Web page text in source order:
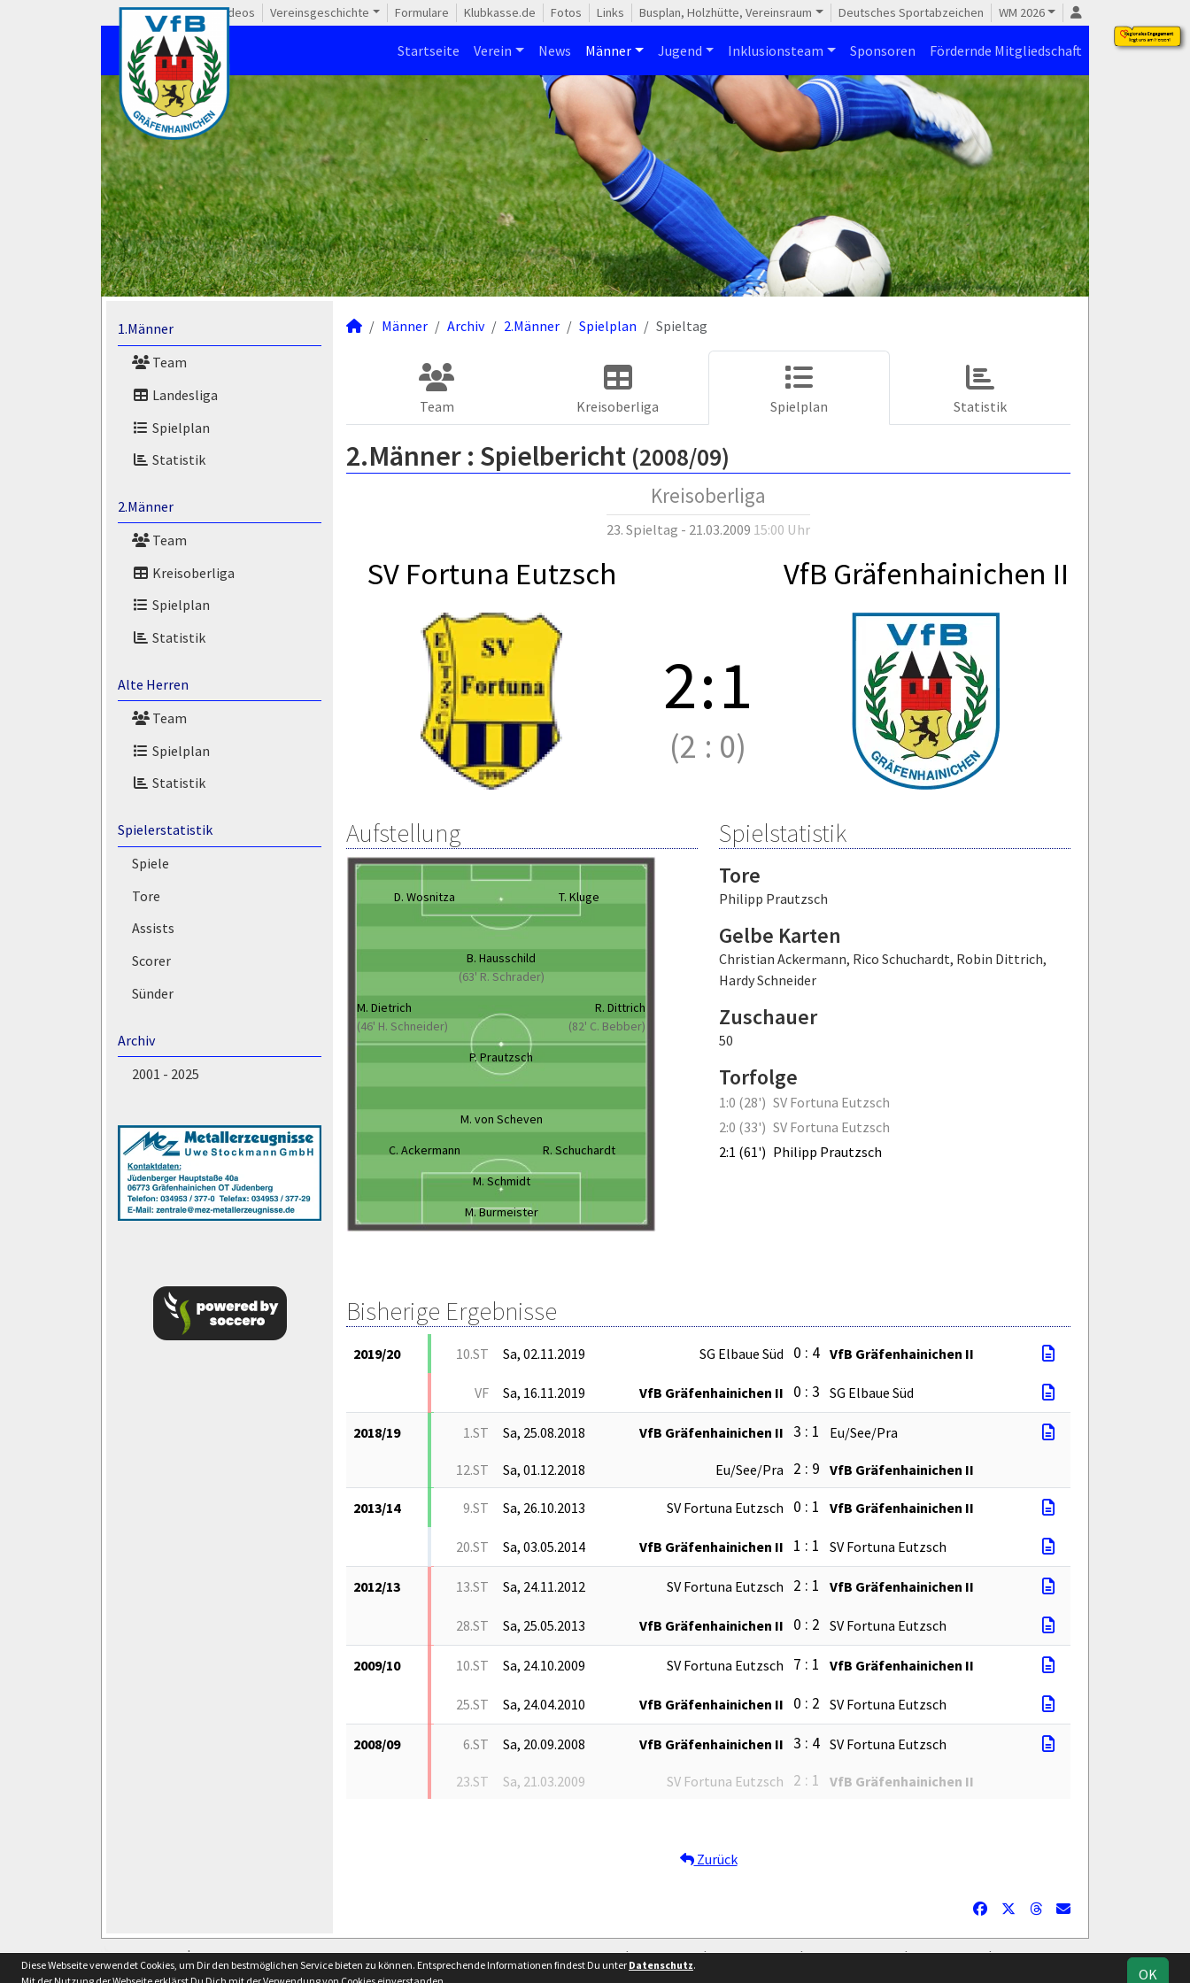
Videos Vereinsgeschichte Formulare Klubkasse.de Fotos Links Busplan, Holzhütte, Vereinsraum Deutsches Sportabzeichen WM 2026
Startseite Verein News Männer Jugend Inklusionsteam Sponsoren Fördernde Mitgliedschaft
1.Männer
Team
Landesliga
Spielplan
Statistik
2.Männer
Team
Kreisoberliga
Spielplan
Statistik
Alte Herren
Team
Spielplan
Statistik
Spielerstatistik
Spiele
Tore
Assists
Scorer
Sünder
Archiv
2001 - 2025
Männer Archiv 2.Männer Spielplan Spieltag
Team Kreisoberliga Spielplan Statistik
2.Männer : Spielbericht (2008/09)
Kreisoberliga
23. Spieltag - 21.03.2009 15:00 Uhr
SV Fortuna Eutzsch VfB Gräfenhainichen II
2:1
(2 : 0)
Aufstellung
D. Wosnitza T. Kluge
B. Hausschild
(63' R. Schrader)
M. Dietrich
(46' H. Schneider)
R. Dittrich
(82' C. Bebber)
P. Prautzsch
M. von Scheven
C. Ackermann
R. Schuchardt
M. Schmidt
M. Burmeister
Spielstatistik
Tore
Philipp Prautzsch
Gelbe Karten
Christian Ackermann, Rico Schuchardt, Robin Dittrich,
Hardy Schneider
Zuschauer
50
Torfolge
1:0 (28') SV Fortuna Eutzsch
2:0 (33') SV Fortuna Eutzsch
2:1 (61') Philipp Prautzsch
Bisherige Ergebnisse
2019/20 10.ST Sa, 02.11.2019 SG Elbaue Süd 0 : 4 VfB Gräfenhainichen II
VF Sa, 16.11.2019 VfB Gräfenhainichen II 0 : 3 SG Elbaue Süd
2018/19 1.ST Sa, 25.08.2018 VfB Gräfenhainichen II 3 : 1 Eu/See/Pra
12.ST Sa, 01.12.2018 Eu/See/Pra 2 : 9 VfB Gräfenhainichen II
2013/14 9.ST Sa, 26.10.2013 SV Fortuna Eutzsch 0 : 1 VfB Gräfenhainichen II
20.ST Sa, 03.05.2014 VfB Gräfenhainichen II 1 : 1 SV Fortuna Eutzsch
2012/13 13.ST Sa, 24.11.2012 SV Fortuna Eutzsch 2 : 1 VfB Gräfenhainichen II
28.ST Sa, 25.05.2013 VfB Gräfenhainichen II 0 : 2 SV Fortuna Eutzsch
2009/10 10.ST Sa, 24.10.2009 SV Fortuna Eutzsch 7 : 1 VfB Gräfenhainichen II
25.ST Sa, 24.04.2010 VfB Gräfenhainichen II 0 : 2 SV Fortuna Eutzsch
2008/09 6.ST Sa, 20.09.2008 VfB Gräfenhainichen II 3 : 4 SV Fortuna Eutzsch
23.ST Sa, 21.03.2009 SV Fortuna Eutzsch 2 : 1 VfB Gräfenhainichen II
Zurück
soccero.de
© 2006 - 2026
Besucherstatistik Kontakt Impressum Geburtstage Facebook
Datenschutz
OK
Diese Webseite verwendet Cookies, um Dir den bestmöglichen Service bieten zu können. Entsprechende Informationen findest Du unter Datenschutz.